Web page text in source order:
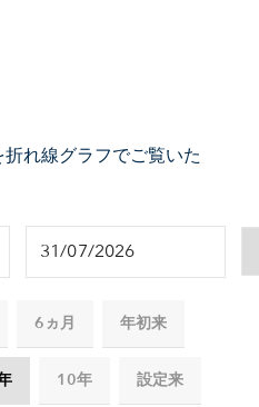
れ線グラフでご覧いた
6ヵ月 年初来
10年 設定来